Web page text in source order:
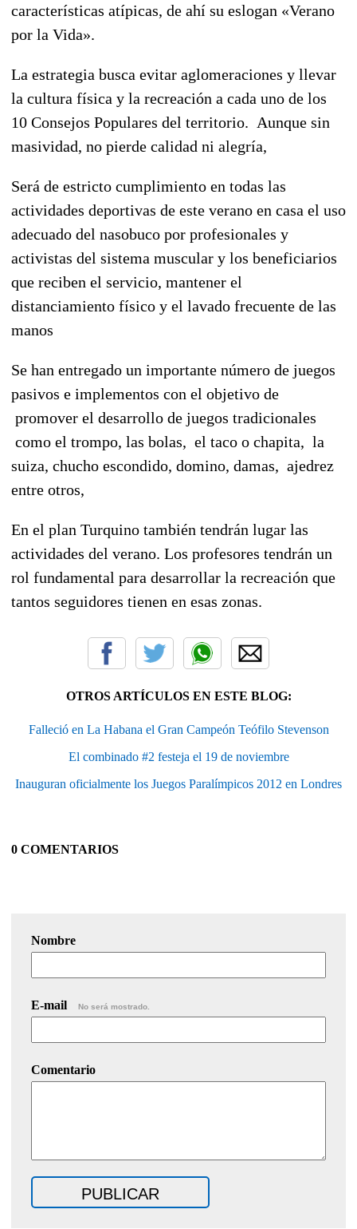
características atípicas, de ahí su eslogan «Verano
por la Vida».
La estrategia busca evitar aglomeraciones y llevar
la cultura física y la recreación a cada uno de los
10 Consejos Populares del territorio. Aunque sin
masividad, no pierde calidad ni alegría,
Será de estricto cumplimiento en todas las
actividades deportivas de este verano en casa el uso
adecuado del nasobuco por profesionales y
activistas del sistema muscular y los beneficiarios
que reciben el servicio, mantener el
distanciamiento físico y el lavado frecuente de las
manos
Se han entregado un importante número de juegos
pasivos e implementos con el objetivo de
promover el desarrollo de juegos tradicionales
como el trompo, las bolas, el taco o chapita, la
suiza, chucho escondido, domino, damas, ajedrez
entre otros,
En el plan Turquino también tendrán lugar las
actividades del verano. Los profesores tendrán un
rol fundamental para desarrollar la recreación que
tantos seguidores tienen en esas zonas.
OTROS ARTÍCULOS EN ESTE BLOG:
Falleció en La Habana el Gran Campeón Teófilo Stevenson
El combinado #2 festeja el 19 de noviembre
Inauguran oficialmente los Juegos Paralímpicos 2012 en Londres
0 COMENTARIOS
Nombre
E-mail No será mostrado.
Comentario